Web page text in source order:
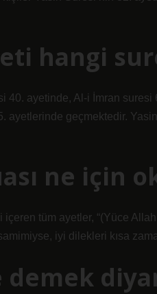
hangi
ayetinde, Al-i İmran suresi
ayetlerinde geçmektedir.
ne için
içeren tüm ayetler, “(Yüce
iyi dilekleri kısa